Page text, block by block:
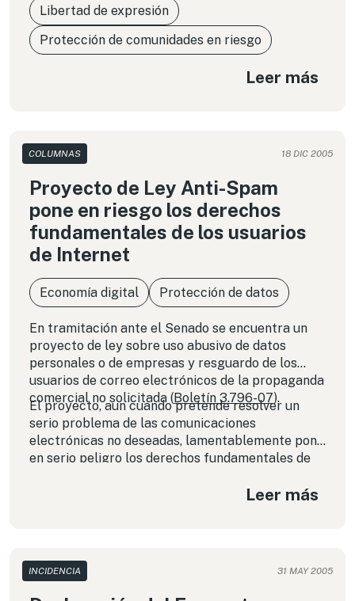
Libertad de expresión
Protección de comunidades en riesgo
Leer más
COLUMNAS 18 DIC 2005
Proyecto de Ley Anti-Spam
pone en riesgo los derechos
fundamentales de los usuarios
de Internet
Economía digital Protección de datos
En tramitación ante el Senado se encuentra un
proyecto de ley sobre uso abusivo de datos
personales o de empresas y resguardo de los
usuarios de correo electrónicos de la propaganda
comercial no solicitada (Boletín 3.796-07).
El proyecto, aun cuando pretende resolver un
serio problema de las comunicaciones
electrónicas no deseadas, lamentablemente pone
en serio peligro los derechos fundamentales de
Leer más
INCIDENCIA 31 MAY 2005